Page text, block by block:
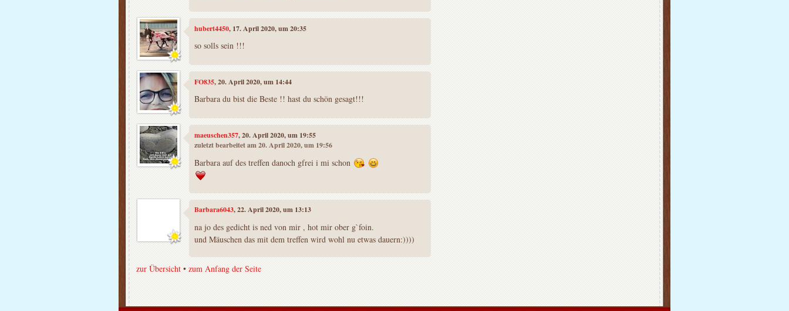
hubert4450, 17. April 2020, um 20:35
so solls sein !!!
FO835, 20. April 2020, um 14:44
Barbara du bist die Beste !! hast du schön gesagt!!!
maeuschen357, 20. April 2020, um 19:55
zuletzt bearbeitet am 20. April 2020, um 19:56
Barbara auf des treffen danoch gfrei i mi schon
Barbara6043, 22. April 2020, um 13:13
na jo des gedicht is ned von mir , hot mir ober g`foin.
und Mäuschen das mit dem treffen wird wohl nu etwas dauern:))))
zur Übersicht • zum Anfang der Seite